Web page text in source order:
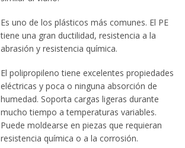
Es uno de los plásticos más comunes. El PE
tiene una gran ductilidad, resistencia a la
abrasión y resistencia química.
El polipropileno tiene excelentes propiedades
eléctricas y poca o ninguna absorción de
humedad. Soporta cargas ligeras durante
mucho tiempo a temperaturas variables.
Puede moldearse en piezas que requieran
resistencia química o a la corrosión.